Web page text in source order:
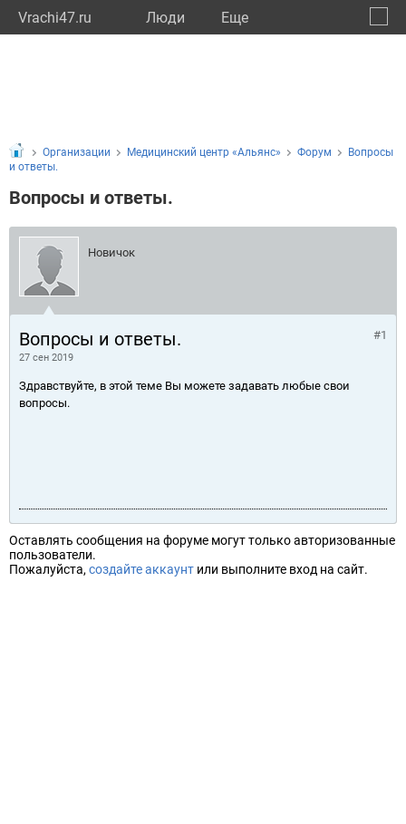
Vrachi47.ru Люди Eще
Организации Медицинский центр «Альянс» Форум
Вопросы
и ответы.
Вопросы и ответы.
Новичок
Вопросы и ответы.
27 сен 2019
#1
Здравствуйте, в этой теме Вы можете задавать любые свои
вопросы.
Оставлять сообщения на форуме могут только авторизованные
пользователи.
Пожалуйста, создайте аккаунт или выполните вход на сайт.